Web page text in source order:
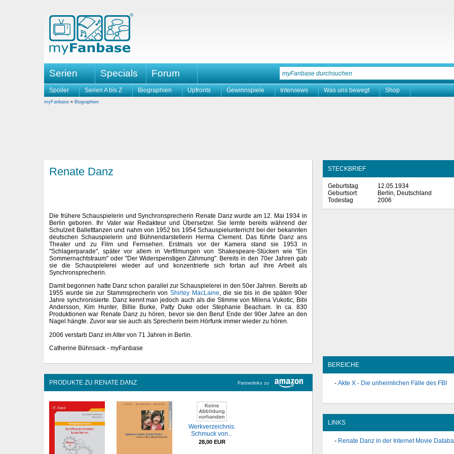
Serien Specials Forum
Spoiler Serien A bis Z Biographien Upfronts Gewinnspiele Interviews Was uns bewegt Shop
myFanbase » Biographien
Renate Danz
Die frühere Schauspielerin und Synchronsprecherin Renate Danz wurde am 12. Mai 1934 in
Berlin geboren. Ihr Vater war Redakteur und Übersetzer. Sie lernte bereits während der
Schulzeit Balletttanzen und nahm von 1952 bis 1954 Schauspielunterricht bei der bekannten
deutschen Schauspielerin und Bühnendarstellerin Herma Clement. Das führte Danz ans
Theater und zu Film und Fernsehen. Erstmals vor der Kamera stand sie 1953 in
"Schlagerparade", später vor allem in Verfilmungen von Shakespeare-Stücken wie "Ein
Sommernachtstraum" oder "Der Widerspenstigen Zähmung". Bereits in den 70er Jahren gab
sie die Schauspielerei wieder auf und konzentrierte sich fortan auf ihre Arbeit als
Synchronsprecherin.
Damit begonnen hatte Danz schon parallel zur Schauspielerei in den 50er Jahren. Bereits ab
1955 wurde sie zur Stammsprecherin von Shirley MacLaine, die sie bis in die späten 90er
Jahre synchronisierte. Danz kennt man jedoch auch als die Stimme von Milena Vukotic, Bibi
Andersson, Kim Hunter, Billie Burke, Patty Duke oder Stephanie Beacham. In ca. 830
Produktionen war Renate Danz zu hören, bevor sie den Beruf Ende der 90er Jahre an den
Nagel hängte. Zuvor war sie auch als Sprecherin beim Hörfunk immer wieder zu hören.
2006 verstarb Danz im Alter von 71 Jahren in Berlin.
Catherine Bühnsack - myFanbase
Partnerlinks zu
PRODUKTE ZU RENATE DANZ
Werkverzeichnis.
Schmuck von...
28,00 EUR
STECKBRIEF
Geburtstag
12.05.1934
Geburtsort
Berlin, Deutschland
Todestag
2006
BEREICHE
Akte X - Die unheimlichen Fälle des FBI
LINKS
Renate Danz in der Internet Movie